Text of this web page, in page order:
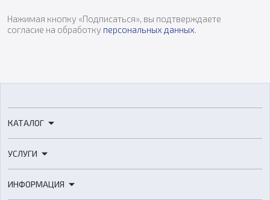
Нажимая кнопку «Подписаться», вы подтверждаете
согласие на обработку персональных данных.
КАТАЛОГ
3D-сканеры
Расходные материалы
УСЛУГИ
3D-моделирование
ИНФОРМАЦИЯ